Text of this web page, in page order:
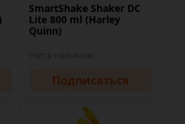
SmartShake Shaker DC
Lite 800 ml (Harley
Quinn)
Подписаться